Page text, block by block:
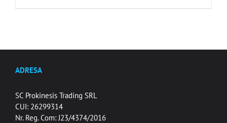
ADRESA
SC Prokinesis Trading SRL
CUI: 26299314
Nr. Reg. Com: J23/4374/2016